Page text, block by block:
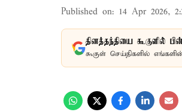
Published on: 14 Apr 2026,
தினத்தந்தியை கூகுளில்
கூகுள் செய்திகளில்